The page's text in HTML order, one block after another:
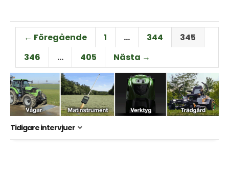
← Föregående 1 … 344
345
346
… 405 Nästa →
Tidigare intervjuer